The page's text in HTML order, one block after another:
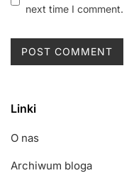
next time I comment.
Linki
O nas
Archiwum bloga